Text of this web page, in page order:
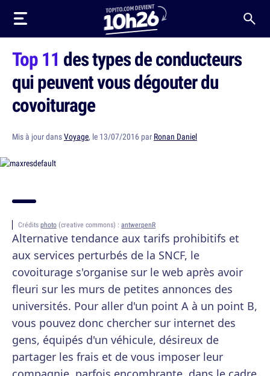
Top 11 des types de conducteurs
qui peuvent vous dégouter du
covoiturage
Mis à jour dansVoyage, le 13/07/2016 par Ronan Daniel
Crédits photo (creative commons) : antwerpenR
Alternative tendance aux tarifs prohibitifs et
aux services perturbés de la SNCF, le
covoiturage s'organise sur le web après avoir
fleuri sur les murs de petites annonces des
universités. Pour aller d'un point A à un point B,
vous pouvez donc chercher sur internet des
gens, équipés d'un véhicule, désireux de
partager les frais et de vous imposer leur